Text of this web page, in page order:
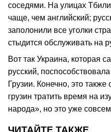
соседями. На улицах
чаще, чем английский;
заполонили все уголки
стыдится обслуживать на
Вот так Украина, которая
русский,
Грузии. Конечно, это
грузин тратить время на
народа», но это уже
ЧИТАЙТЕ ТАКЖЕ